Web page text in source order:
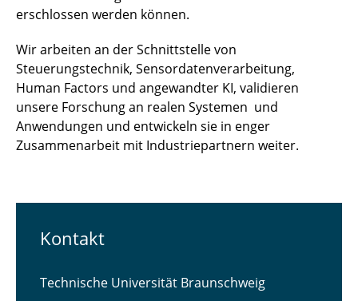
erschlossen werden können.
Wir arbeiten an der Schnittstelle von
Steuerungstechnik, Sensordatenverarbeitung,
Human Factors und angewandter KI, validieren
unsere Forschung an realen Systemen und
Anwendungen und entwickeln sie in enger
Zusammenarbeit mit Industriepartnern weiter.
Kontakt
Technische Universität Braunschweig